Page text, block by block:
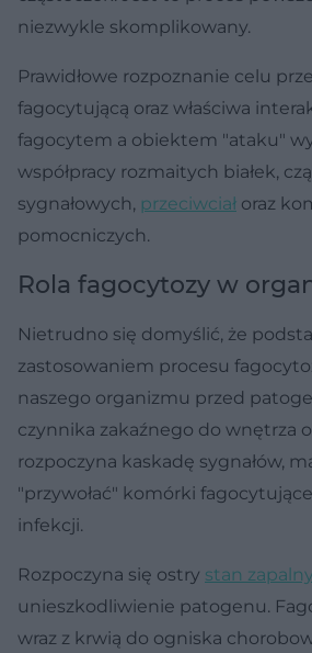
niezwykle skomplikowany.
Prawidłowe rozpoznanie celu
fagocytującą oraz właściwa
fagocytem a obiektem "ataku"
współpracy rozmaitych białek,
sygnałowych, przeciwciał oraz
pomocniczych.
Rola fagocytozy w
Nietrudno się domyślić, że
zastosowaniem procesu
naszego organizmu przed
czynnika zakaźnego do wnętrza
rozpoczyna kaskadę sygnałów,
"przywołać" komórki
infekcji.
Rozpoczyna się ostry stan zapalny
unieszkodliwienie patogenu.
wraz z krwią do ogniska